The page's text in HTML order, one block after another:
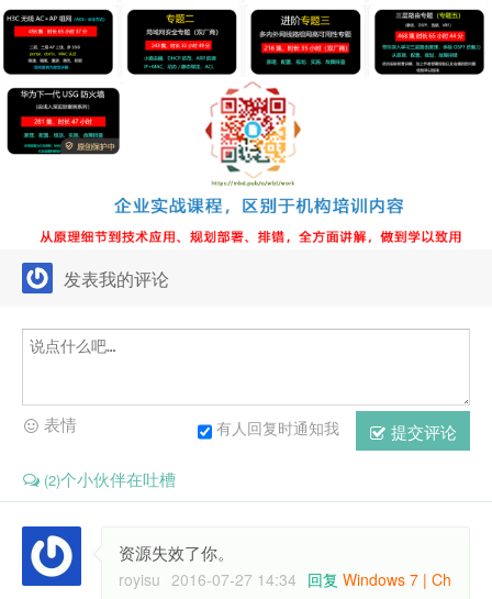
发表我的评论
提交评论
有人回复时通知我
表情
(2)个小伙伴在吐槽
资源失效了你。
royisu 2016-07-27 14:34 回复 Windows 7 | Ch